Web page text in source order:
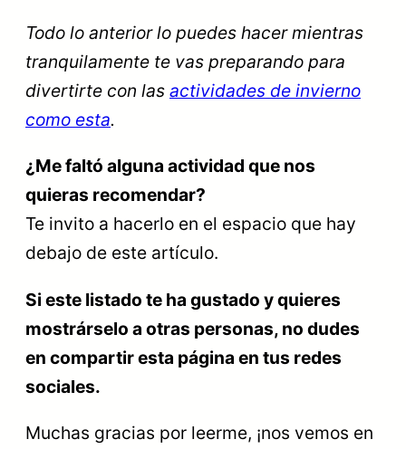
Todo lo anterior lo puedes hacer mientras
tranquilamente te vas preparando para
divertirte con las actividades de invierno
como esta.
¿Me faltó alguna actividad que nos
quieras recomendar?
Te invito a hacerlo en el espacio que hay
debajo de este artículo.
Si este listado te ha gustado y quieres
mostrárselo a otras personas, no dudes
en compartir esta página en tus redes
sociales.
Muchas gracias por leerme, ¡nos vemos en